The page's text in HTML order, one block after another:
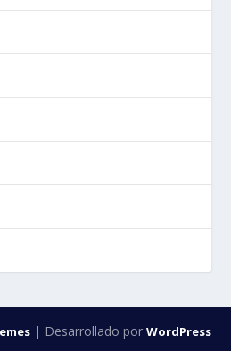
| Desarrollado por WordPress